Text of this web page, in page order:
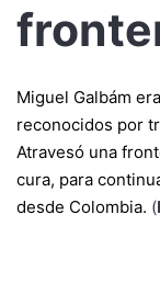
Miguel Galbám
reconocidos por
Atravesó una
cura, para
desde Colombia. (